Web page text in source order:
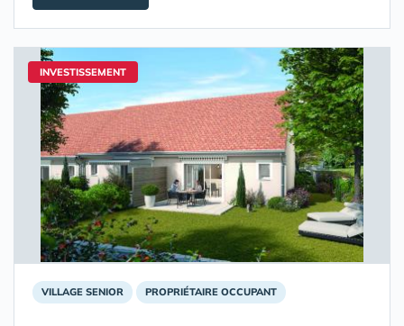
INVESTISSEMENT
VILLAGE SENIOR PROPRIÉTAIRE OCCUPANT